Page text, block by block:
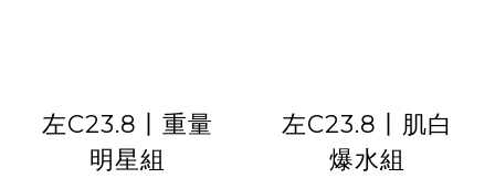
左C23.8丨重量
明星組
左C23.8丨肌白
爆水組